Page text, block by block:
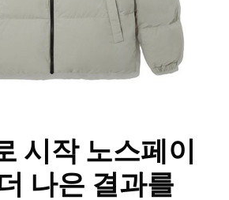
시작 노스페이
나은 결과를